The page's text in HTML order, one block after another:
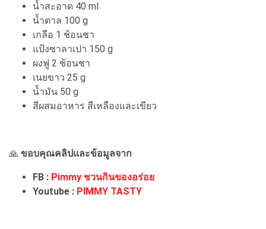
น้ำสะอาด 40 ml
น้ำตาล 100 g
เกลือ 1 ช้อนชา
แป้งซาลาเปา 150 g
ผงฟู 2 ช้อนชา
เนยขาว 25 g
น้ำมัน 50 g
สีผสมอาหาร สีเหลืองและเขียว
🙏 ขอบคุณคลิปและข้อมูลจาก
FB : Pimmy ชวนกินของอร่อย
Youtube : PIMMY TASTY